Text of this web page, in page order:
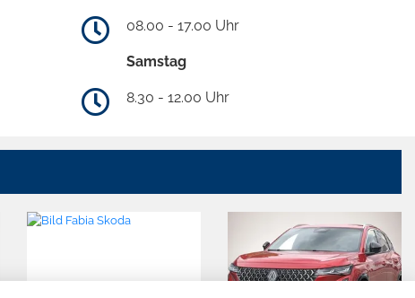
08.00 - 17.00 Uhr
Samstag
8.30 - 12.00 Uhr